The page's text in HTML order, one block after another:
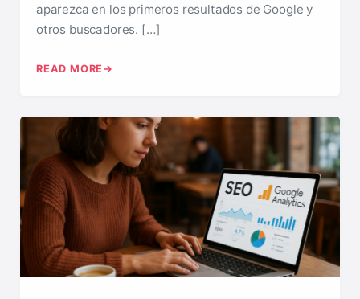
aparezca en los primeros resultados de Google y
otros buscadores. […]
READ MORE